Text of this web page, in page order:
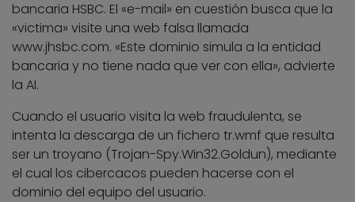
bancaria HSBC. El «e-mail» en cuestión busca que la
«victima» visite una web falsa llamada
www.jhsbc.com. «Este dominio simula a la entidad
bancaria y no tiene nada que ver con ella», advierte
la AI.
Cuando el usuario visita la web fraudulenta, se
intenta la descarga de un fichero tr.wmf que resulta
ser un troyano (Trojan-Spy.Win32.Goldun), mediante
el cual los cibercacos pueden hacerse con el
dominio del equipo del usuario.